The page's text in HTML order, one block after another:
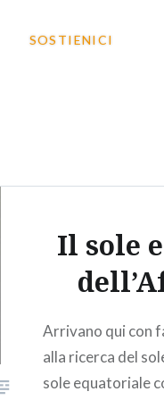
SOSTIENICI
Il sole
Arrivano qui con
alla ricerca del
sole equatoriale